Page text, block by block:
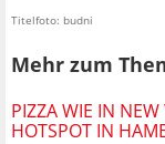
Titelfoto: budni
Mehr zum
PIZZA WIE IN
HOTSPOT IN